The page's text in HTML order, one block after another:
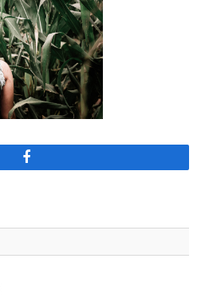
Facebook